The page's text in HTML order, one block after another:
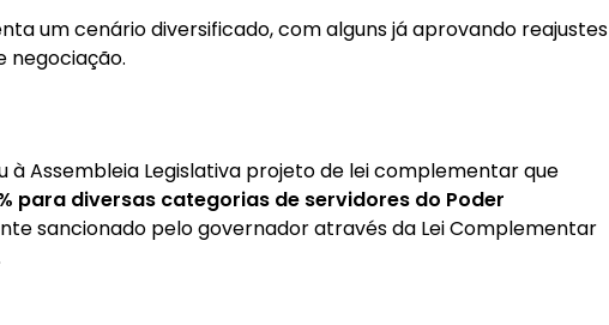
um cenário diversificado, com alguns já aprovando reajustes
negociação.
à Assembleia Legislativa projeto de lei complementar que
para diversas categorias de servidores do Poder
sancionado pelo governador através da Lei Complementar